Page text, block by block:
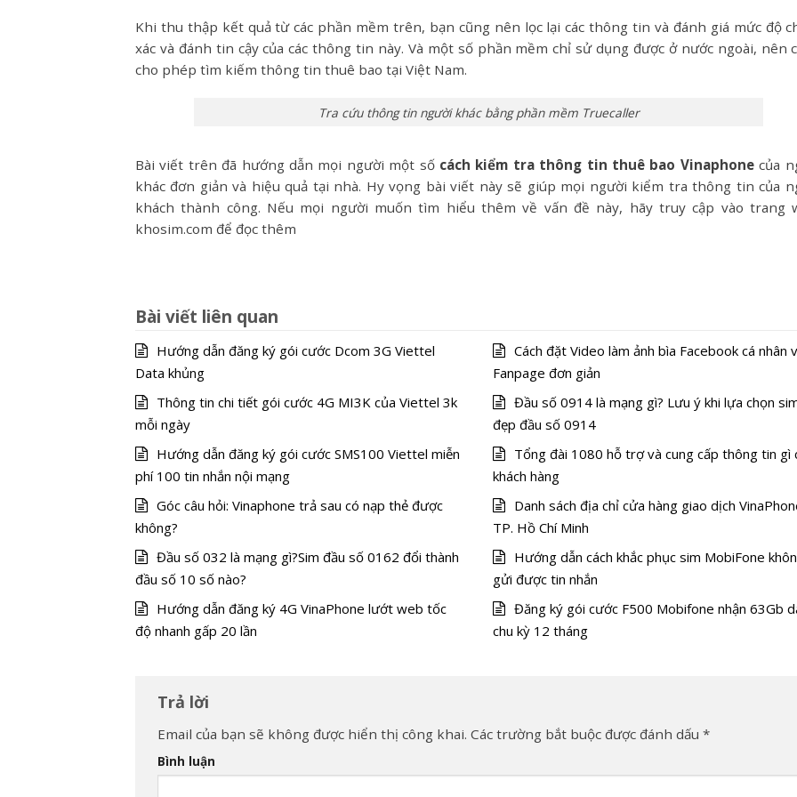
Khi thu thập kết quả từ các phần mềm trên, bạn cũng nên lọc lại các thông tin và đánh giá mức độ
xác và đánh tin cậy của các thông tin này. Và một số phần mềm chỉ sử dụng được ở nước ngoài, nên
cho phép tìm kiếm thông tin thuê bao tại Việt Nam.
Tra cứu thông tin người khác bằng phần mềm Truecaller
Bài viết trên đã hướng dẫn mọi người một số cách kiểm tra thông tin thuê bao Vinaphonecủa
khác đơn giản và hiệu quả tại nhà. Hy vọng bài viết này sẽ giúp mọi người kiểm tra thông tin của
khách thành công. Nếu mọi người muốn tìm hiểu thêm về vấn đề này, hãy truy cập vào trang
khosim.com để đọc thêm
Bài viết liên quan
Hướng dẫn đăng ký gói cước Dcom 3G Viettel
Data khủng
Cách đặt Video làm ảnh bìa Facebook cá nhân
Fanpage đơn giản
Thông tin chi tiết gói cước 4G MI3K của Viettel 3k
mỗi ngày
Đầu số 0914 là mạng gì? Lưu ý khi lựa chọn
đẹp đầu số 0914
Hướng dẫn đăng ký gói cước SMS100 Viettel miễn
phí 100 tin nhắn nội mạng
Tổng đài 1080 hỗ trợ và cung cấp thông tin gì
khách hàng
Góc câu hỏi: Vinaphone trả sau có nạp thẻ được
không?
Danh sách địa chỉ cửa hàng giao dịch
TP. Hồ Chí Minh
Đầu số 032 là mạng gì?Sim đầu số 0162 đổi thành
đầu số 10 số nào?
Hướng dẫn cách khắc phục sim MobiFone
gửi được tin nhắn
Hướng dẫn đăng ký 4G VinaPhone lướt web tốc
độ nhanh gấp 20 lần
Đăng ký gói cước F500 Mobifone nhận 63Gb
chu kỳ 12 tháng
Trả lời
Email của bạn sẽ không được hiển thị công khai. Các trường bắt buộc được đánh dấu *
Bình luận